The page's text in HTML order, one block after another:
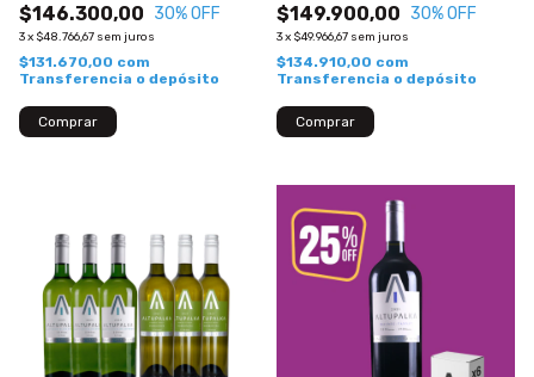
$146.300,00 30% OFF
3x $48.766,67 sem juros
$131.670,00 com
Transferencia o depósito
$149.900,00 30% OFF
3x $49.966,67 sem juros
$134.910,00 com
Transferencia o depósito